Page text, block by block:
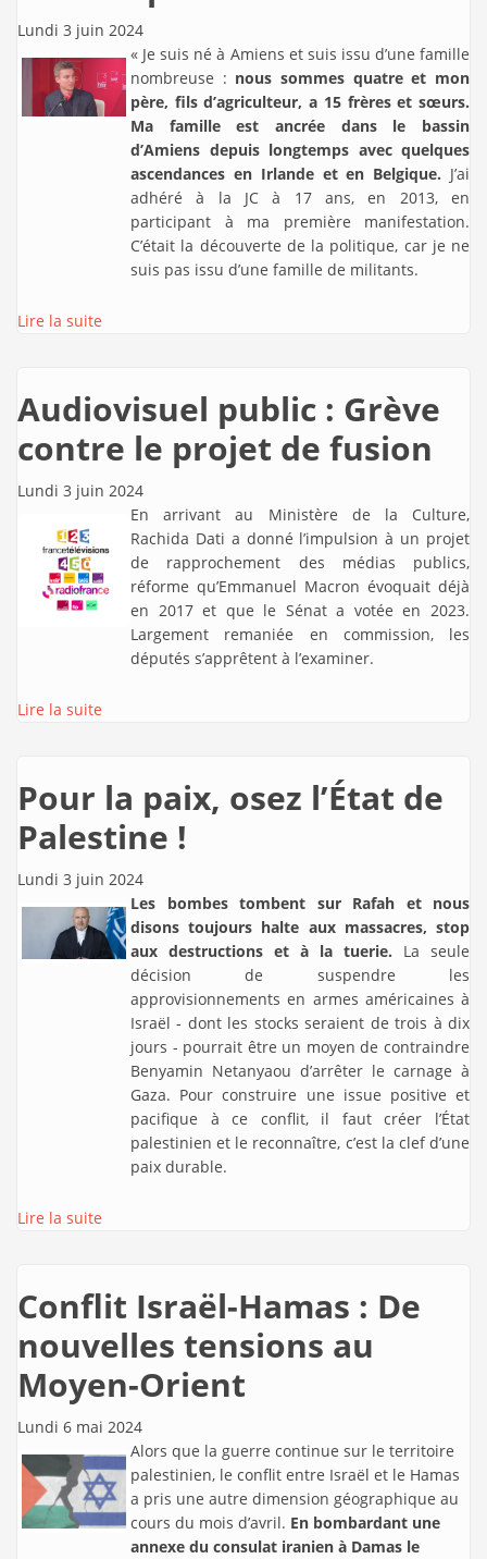
Lundi 3 juin 2024
« Je suis né à Amiens et suis issu d’une famille
nombreuse : nous sommes quatre et mon
père, fils d’agriculteur, a 15 frères et sœurs.
Ma famille est ancrée dans le bassin
d’Amiens depuis longtemps avec quelques
ascendances en Irlande et en Belgique. J’ai
adhéré à la JC à 17 ans, en 2013, en
participant à ma première manifestation.
C’était la découverte de la politique, car je ne
suis pas issu d’une famille de militants.
Lire la suite
Audiovisuel public : Grève
contre le projet de fusion
Lundi 3 juin 2024
En arrivant au Ministère de la Culture,
Rachida Dati a donné l’impulsion à un projet
de rapprochement des médias publics,
réforme qu’Emmanuel Macron évoquait déjà
en 2017 et que le Sénat a votée en 2023.
Largement remaniée en commission, les
députés s’apprêtent à l’examiner.
Lire la suite
Pour la paix, osez l’État de
Palestine !
Lundi 3 juin 2024
Les bombes tombent sur Rafah et nous
disons toujours halte aux massacres, stop
aux destructions et à la tuerie. La seule
décision de suspendre les
approvisionnements en armes américaines à
Israël - dont les stocks seraient de trois à dix
jours - pourrait être un moyen de contraindre
Benyamin Netanyaou d’arrêter le carnage à
Gaza. Pour construire une issue positive et
pacifique à ce conflit, il faut créer l’État
palestinien et le reconnaître, c’est la clef d’une
paix durable.
Lire la suite
Conflit Israël-Hamas : De
nouvelles tensions au
Moyen-Orient
Lundi 6 mai 2024
Alors que la guerre continue sur le territoire
palestinien, le conflit entre Israël et le Hamas
a pris une autre dimension géographique au
cours du mois d’avril. En bombardant une
annexe du consulat iranien à Damas le